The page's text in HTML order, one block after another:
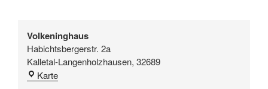
Volkeninghaus
Habichtsbergerstr. 2a
Kalletal-Langenholzhausen, 32689
KarteVolkeninghaus